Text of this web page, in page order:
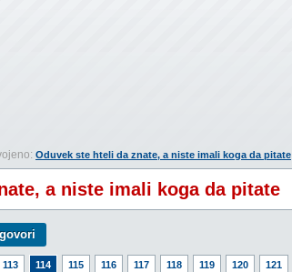
Oduvek ste hteli da znate, a niste imali koga da pitate
a niste imali koga da pitate
113 114 115 116 117 118 119 120 121